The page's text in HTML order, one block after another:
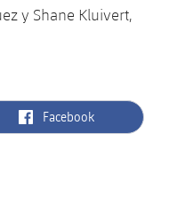
y Shane Kluivert,
label.aria.facebook
Facebook